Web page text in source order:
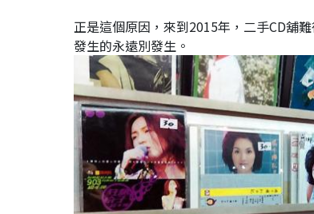
正是這個原因，來到2015年，二手CD舖
發生的永遠別發生。